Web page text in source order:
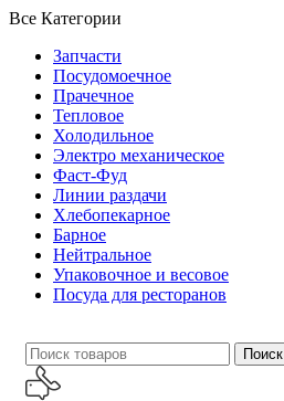
Все Категории
Запчасти
Посудомоечное
Прачечное
Тепловое
Холодильное
Электро механическое
Фаст-Фуд
Линии раздачи
Хлебопекарное
Барное
Нейтральное
Упаковочное и весовое
Посуда для ресторанов
Поиск